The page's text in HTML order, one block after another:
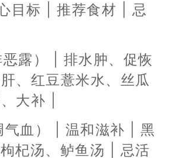
目标 | 推荐食材 | 忌
恶露） | 排水肿、促恢
、红豆薏米水、丝瓜
大补 |
气血） | 温和滋补 | 黑
杞汤、鲈鱼汤 | 忌活